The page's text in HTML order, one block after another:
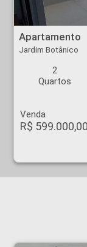
Apartamento - Jardim Botânico -
Apartamento
Jardim Botânico
2
Quartos
Venda
R$ 599.000,00